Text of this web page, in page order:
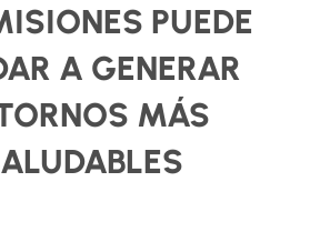
PUEDE
A GENERAR
MÁS